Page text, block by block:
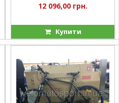
12 096,00 грн.
Купити